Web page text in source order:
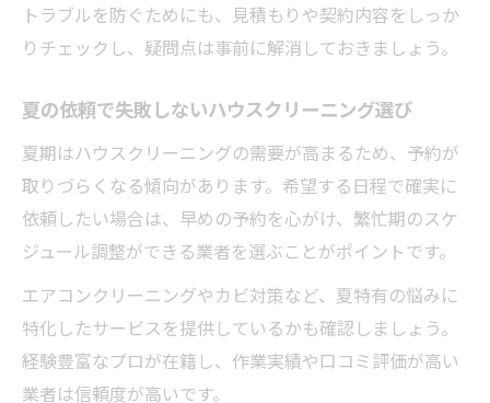
トラブルを防ぐためにも、見積もりや契約内容をしっか
りチェックし、疑問点は事前に解消しておきましょう。
夏の依頼で失敗しないハウスクリーニング選び
夏期はハウスクリーニングの需要が高まるため、予約が
取りづらくなる傾向があります。希望する日程で確実に
依頼したい場合は、早めの予約を心がけ、繁忙期のスケ
ジュール調整ができる業者を選ぶことがポイントです。
エアコンクリーニングやカビ対策など、夏特有の悩みに
特化したサービスを提供しているかも確認しましょう。
経験豊富なプロが在籍し、作業実績や口コミ評価が高い
業者は信頼度が高いです。